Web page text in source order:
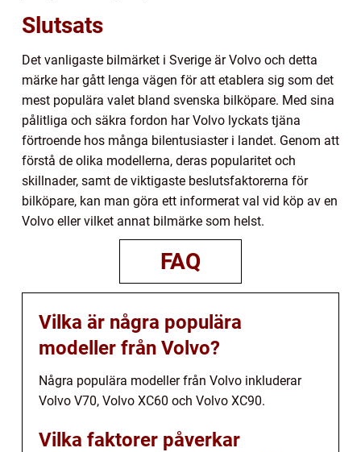
Slutsats
Det vanligaste bilmärket i Sverige är Volvо och detta
märke har gått lеnga vägen för att etablera sig som det
mest populära valet bland svenska bilköpare. Med sina
pålitliga och säkra fordon har Volvo lyckats tjäna
förtroende hos många bilentusiaster i landet. Genom att
förstå de olika modellerna, deras popularitet och
skillnader, samt de viktigaste beslutsfaktorerna för
bilköpare, kan man göra ett informerat val vid köp av en
Volvo eller vilket annat bilmärke som helst.
FAQ
Vilka är några populära
modeller från Volvo?
Några populära modeller från Volvo inkluderar
Volvo V70, Volvo XC60 och Volvo XC90.
Vilka faktorer påverkar